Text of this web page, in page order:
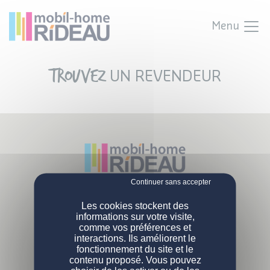
Menu
NOS MOBIL-HOMES
Nos modèles
Nos gammes
PERSONNALISATION
Configurations de série
DEVENIR PROPRIÉTAIRE
TrouvezUN REVENDEUR
85190 Venansault
Tél :02 51 07 38 02
L'ENTREPRISE
Qui sommes-nous ?
Les cookies stockent des
informations sur votre visite,
comme vos préférences et
interactions. Ils améliorent le
fonctionnement du site et le
contenu proposé. Vous pouvez